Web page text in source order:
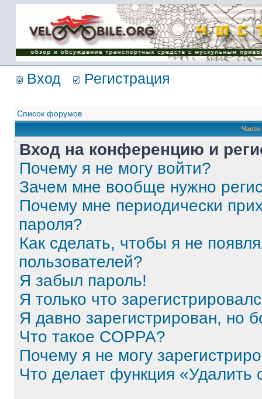
Имя пользователя:
Пароль:
{ LOG_ME_IN_SHORT
}
Вход Регистрация
Список форумов
Вход на конференцию и
Почему я не могу войти?
Зачем мне вообще нужно
Почему мне периодически
пароля?
Как сделать, чтобы я не
пользователей?
Я забыл пароль!
Я только что
Я давно зарегистрирован, но
Что такое COPPA?
Почему я не могу
Что делает функция